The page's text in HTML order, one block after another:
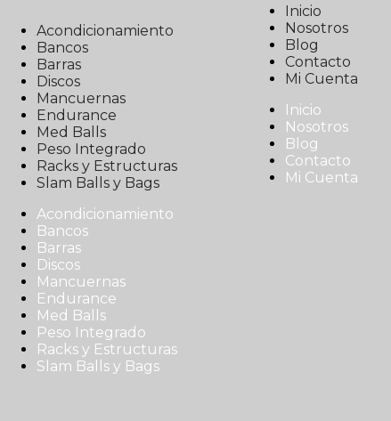
Acondicionamiento
Bancos
Barras
Discos
Mancuernas
Endurance
Med Balls
Peso Integrado
Racks y Estructuras
Slam Balls y Bags
Acondicionamiento
Bancos
Barras
Discos
Mancuernas
Endurance
Med Balls
Peso Integrado
Racks y Estructuras
Slam Balls y Bags
Inicio
Nosotros
Blog
Contacto
Mi Cuenta
Inicio
Nosotros
Blog
Contacto
Mi Cuenta